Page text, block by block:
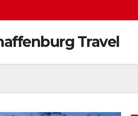
Travel